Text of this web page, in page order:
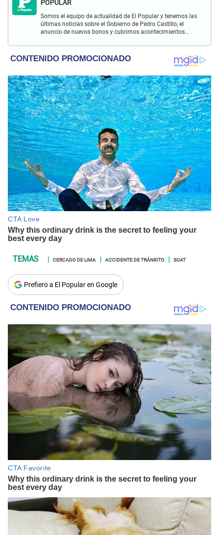
POPULAR
Somos el equipo de actualidad de El Popular y tenemos las
últimas noticias sobre el Gobierno de Pedro Castillo, el
anuncio de nuevos bonos y cubrimos acontecimientos
CERCADO DE LIMA ACCIDENTE DE TRÁNSITO SOAT
Prefiero a El Popular en Google